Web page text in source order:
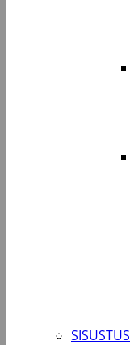
SISUSTUS